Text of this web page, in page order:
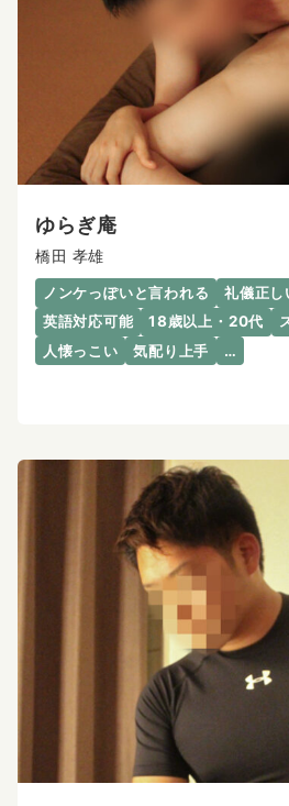
ゆらぎ庵
橋田 孝雄
ノンケっぽいと言われる 礼儀正し
英語対応可能
18歳以上・20代
人懐っこい
気配り上手 …